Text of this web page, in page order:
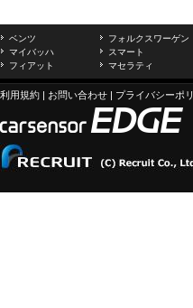
ベンツ フォルクスワーゲン
マイバッハ
スマート
フィアット
マセラティ
利用規約 | お問い合わせ | プライバシーポ